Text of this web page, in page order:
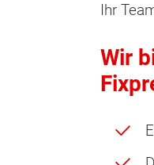
Ihr
Wir